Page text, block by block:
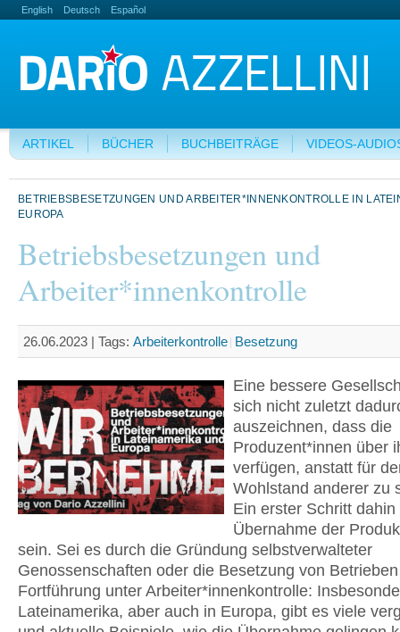
English Deutsch Español
ARTIKEL BÜCHER BUCHBEITRÄGE VIDEOS-
BETRIEBSBESETZUNGEN UND ARBEITER*INNENKONTROLLE IN
EUROPA
Betriebsbesetzungen und
Arbeiter*innenkontrolle
26.06.2023 | Tags: Arbeiterkontrolle Besetzung
Eine bessere
sich nicht zuletzt
auszeichnen, dass die
Produzent*innen über
verfügen, anstatt für
Wohlstand anderer zu
Ein erster Schritt dahin
Übernahme der
sein. Sei es durch die Gründung selbstverwalteter
Genossenschaften oder die Besetzung von
Fortführung unter Arbeiter*innenkontrolle:
Lateinamerika, aber auch in Europa, gibt es viele